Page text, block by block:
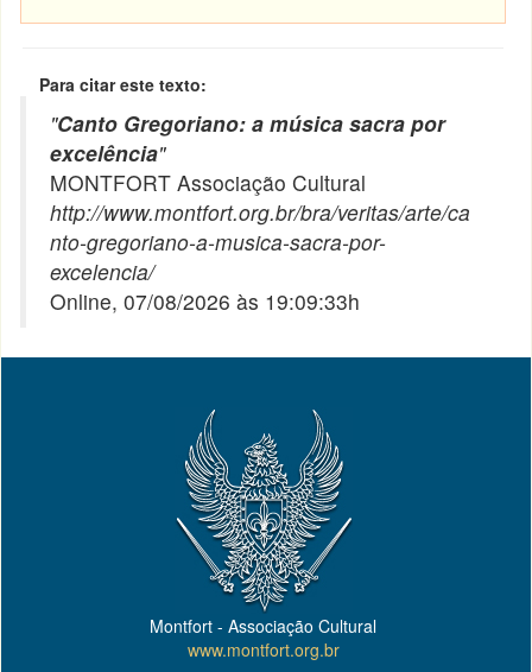
Para citar este texto:
"Canto Gregoriano: a música sacra por
excelência"
MONTFORT Associação Cultural
http://www.montfort.org.br/bra/veritas/arte/ca
nto-gregoriano-a-musica-sacra-por-
excelencia/
Online, 07/08/2026 às 19:09:33h
Montfort - Associação Cultural
www.montfort.org.br